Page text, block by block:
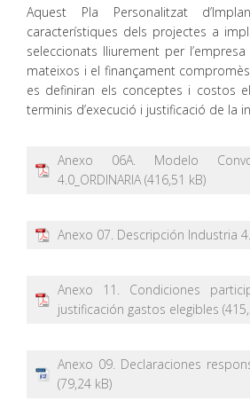
Aquest Pla Personalitzat
característiques dels projectes a
seleccionats lliurement per
mateixos i el finançament
es definiran els conceptes i costos
terminis d’execució i justificació de la
Anexo 06A. Modelo
4.0_ORDINARIA
Anexo 07. Descripción Industria
Anexo 11. Condiciones
justificación gastos elegibles
Anexo 09. Declaraciones